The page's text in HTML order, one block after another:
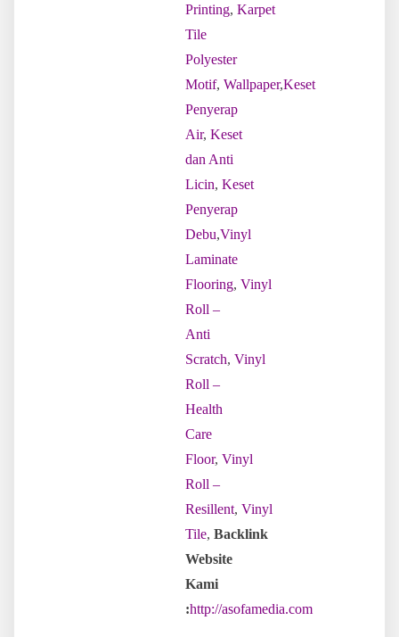
Printing,Karpet
Tile
Polyester
Motif,Wallpaper,Keset
Penyerap
Air,Keset
dan Anti
Licin,Keset
Penyerap
Debu,Vinyl
Laminate
Flooring,Vinyl
Roll –
Anti
Scratch,Vinyl
Roll –
Health
Care
Floor,Vinyl
Roll –
Resillent,Vinyl
Tile,Backlink
Website
Kami
:http://asofamedia.com